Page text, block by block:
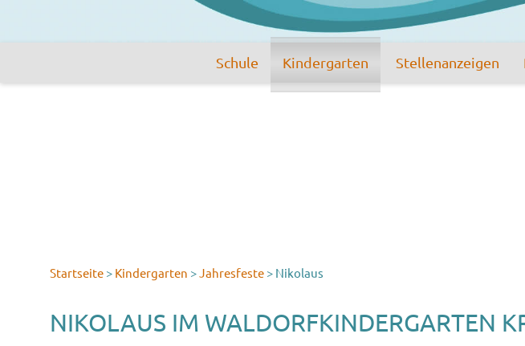
Schule Kindergarten Stellenanzeigen
Startseite > Kindergarten >Jahresfeste > Nikolaus
NIKOLAUS IM WALDORFKINDERGARTEN